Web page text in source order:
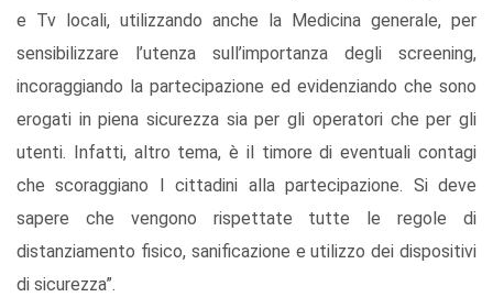
e Tv locali, utilizzando anche la Medicina generale, per
sensibilizzare l’utenza sull’importanza degli screening,
incoraggiando la partecipazione ed evidenziando che sono
erogati in piena sicurezza sia per gli operatori che per gli
utenti. Infatti, altro tema, è il timore di eventuali contagi
che scoraggiano I cittadini alla partecipazione. Si deve
sapere che vengono rispettate tutte le regole di
distanziamento fisico, sanificazione e utilizzo dei dispositivi
di sicurezza”.